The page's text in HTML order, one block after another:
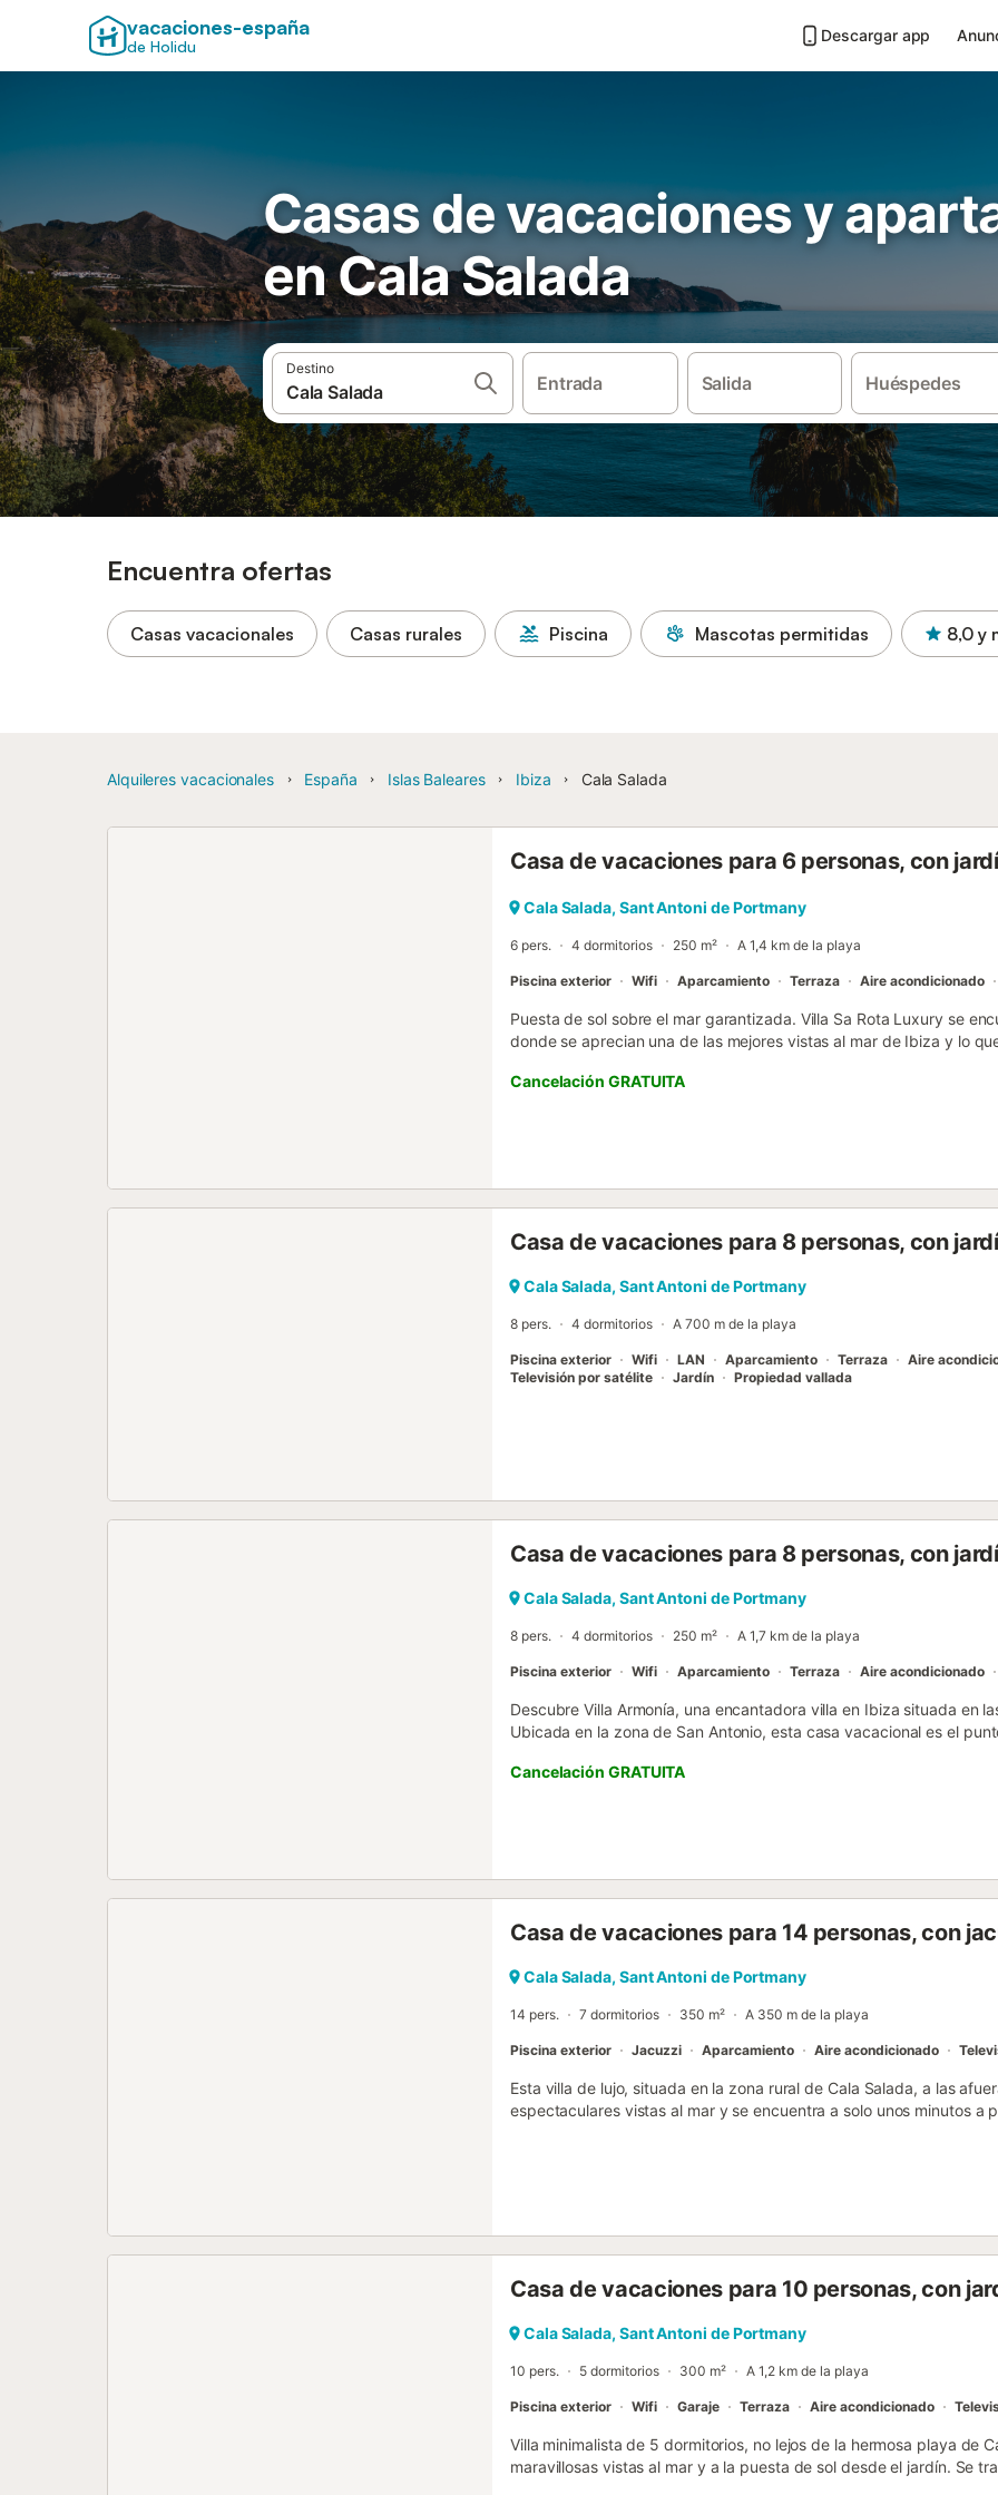
vacaciones-españa
de Holidu
Descargar app
Casas de vacaciones y
en Cala Salada
Destino
Entrada Salida Huéspedes
Encuentra ofertas
Casas vacacionales Casas rurales Piscina Mascotas permitidas 8,0 y
Alquileres vacacionales España Islas Baleares Ibiza Cala Salada
Casa de vacaciones para 6 personas, con
Cala Salada, Sant Antoni de Portmany
6 pers. 4 dormitorios 250 m² A 1,4 km de la playa
Piscina exterior Wifi Aparcamiento Terraza Aire acondicionado
Puesta de sol sobre el mar garantizada. Villa Sa Rota Luxury se
donde se aprecian una de las mejores vistas al mar de Ibiza y lo
su mobiliario, todo con la máxima calidad. Estilo Ibicenco moderno,
piscina. Donde además podrás disfrutar del Jacuzzi integrado
exterior, barbacoa, y un aseo. En el interior de la casa se
equipada con electrodomésticos de calidad, un aseo y 3
cinco minutos de la famosa playa de Cala Salada. La ciudad de
Cancelación GRATUITA
Casa de vacaciones para 8 personas, con
Cala Salada, Sant Antoni de Portmany
8 pers. 4 dormitorios A 700 m de la playa
Piscina exterior Wifi LAN Aparcamiento Terraza Aire
Televisión por satélite
Jardín Propiedad vallada
Casa de vacaciones para 8 personas, con
Cala Salada, Sant Antoni de Portmany
8 pers. 4 dormitorios 250 m² A 1,7 km de la playa
Piscina exterior Wifi Aparcamiento Terraza Aire acondicionado
Descubre Villa Armonía, una encantadora villa en Ibiza situada en
Ubicada en la zona de San Antonio, esta casa vacacional es el
Armonía es perfecta para familias o grupos de amigos. Disfruta de
naturaleza y relájate en la zona de barbacoa. Esta villa en Ibiza
todos los dormitorios para tu comodidad y aparcamiento privado
confort y privacidad a todos los huéspedes. En Villa Armonía
Cancelación GRATUITA
Casa de vacaciones para 14 personas, con
Cala Salada, Sant Antoni de Portmany
14 pers. 7 dormitorios 350 m² A 350 m de la playa
Piscina exterior Jacuzzi Aparcamiento Aire acondicionado
Esta villa de lujo, situada en la zona rural de Cala Salada, a las
espectaculares vistas al mar y se encuentra a solo unos minutos a
una luminosa cocina, comedor y sala de estar de planta abierta
planta superior alberga dos dormitorios dobles con baño privado
descubrir la sala de estar principal con dos comedores, una sala
también cuenta con un aseo independiente y otro dormitorio doble
encontrar dos dormitorios dobles más, cada uno con su propio
esta excepcional villa, donde hay dos dormitorios dobles más con
benefician de...
Casa de vacaciones para 10 personas, con
Cala Salada, Sant Antoni de Portmany
10 pers. 5 dormitorios 300 m² A 1,2 km de la playa
Piscina exterior Wifi Garaje Terraza Aire acondicionado
Villa minimalista de 5 dormitorios, no lejos de la hermosa playa de
maravillosas vistas al mar y a la puesta de sol desde el jardín. Se